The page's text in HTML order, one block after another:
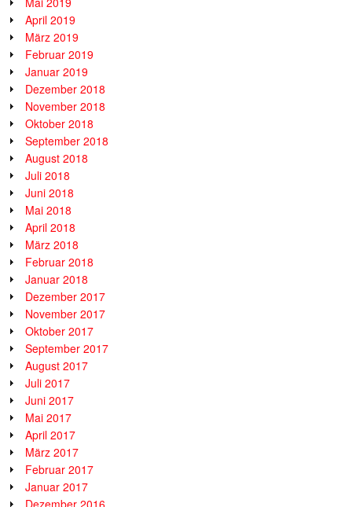
April 2019
März 2019
Februar 2019
Januar 2019
Dezember 2018
November 2018
Oktober 2018
September 2018
August 2018
Juli 2018
Juni 2018
Mai 2018
April 2018
März 2018
Februar 2018
Januar 2018
Dezember 2017
November 2017
Oktober 2017
September 2017
August 2017
Juli 2017
Juni 2017
Mai 2017
April 2017
März 2017
Februar 2017
Januar 2017
Dezember 2016